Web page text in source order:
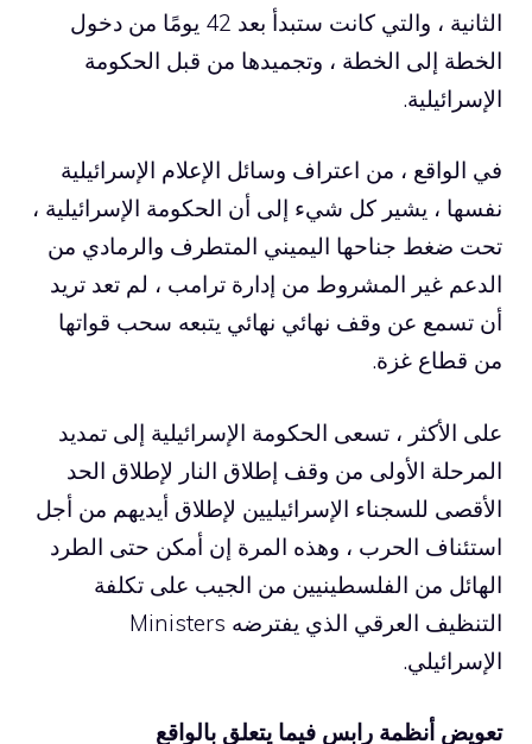
الثانية ، والتي كانت ستبدأ بعد 42 يومًا من دخول
الخطة إلى الخطة ، وتجميدها من قبل الحكومة
الإسرائيلية.
في الواقع ، من اعتراف وسائل الإعلام الإسرائيلية
نفسها ، يشير كل شيء إلى أن الحكومة الإسرائيلية ،
تحت ضغط جناحها اليميني المتطرف والرمادي من
الدعم غير المشروط من إدارة ترامب ، لم تعد تريد
أن تسمع عن وقف نهائي نهائي يتبعه سحب قواتها
من قطاع غزة.
على الأكثر ، تسعى الحكومة الإسرائيلية إلى تمديد
المرحلة الأولى من وقف إطلاق النار لإطلاق الحد
الأقصى للسجناء الإسرائيليين لإطلاق أيديهم من أجل
استئناف الحرب ، وهذه المرة إن أمكن حتى الطرد
الهائل من الفلسطينيين من الجيب على تكلفة
التنظيف العرقي الذي يفترضه Ministers
الإسرائيلي.
تعويض أنظمة رابس فيما يتعلق بالواقع